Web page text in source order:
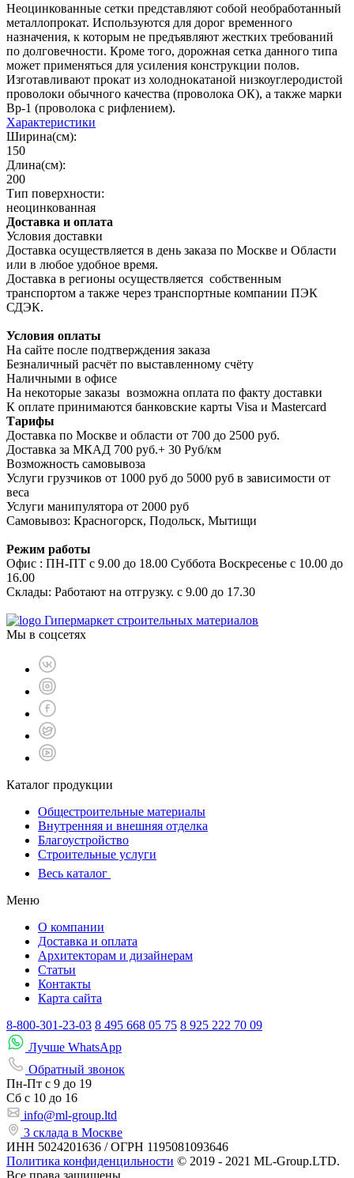
Неоцинкованные сетки представляют собой необработанный
металлопрокат. Используются для дорог временного
назначения, к которым не предъявляют жестких требований
по долговечности. Кроме того, дорожная сетка данного типа
может применяться для усиления конструкции полов.
Изготавливают прокат из холоднокатаной низкоуглеродистой
проволоки обычного качества (проволока ОК), а также марки
Вр-1 (проволока с рифлением).
Характеристики
Ширина(см):
150
Длина(см):
200
Тип поверхности:
неоцинкованная
Доставка и оплата
Условия доставки
Доставка осуществляется в день заказа по Москве и Области
или в любое удобное время.
Доставка в регионы осуществляется собственным
транспортом а также через транспортные компании ПЭК
СДЭК.
Условия оплаты
На сайте после подтверждения заказа
Безналичный расчёт по выставленному счёту
Наличными в офисе
На некоторые заказы возможна оплата по факту доставки
К оплате принимаются банковские карты Visa и Masterсard
Тарифы
Доставка по Москве и области от 700 до 2500 руб.
Доставка за МКАД 700 руб.+ 30 Руб/км
Возможность самовывоза
Услуги грузчиков от 1000 руб до 5000 руб в зависимости от
веса
Услуги манипулятора от 2000 руб
Самовывоз: Красногорск, Подольск, Мытищи
Режим работы
Офис : ПН-ПТ с 9.00 до 18.00 Суббота Воскресенье с 10.00 до
16.00
Склады: Работают на отгрузку. с 9.00 до 17.30
Гипермаркет строительных материалов
Мы в соцсетях
Каталог продукции
Общестроительные материалы
Внутренняя и внешняя отделка
Благоустройство
Строительные услуги
Весь каталог
Меню
О компании
Доставка и оплата
Архитекторам и дизайнерам
Статьи
Контакты
Карта сайта
8-800-301-23-03 8 495 668 05 75 8 925 222 70 09
Лучше WhatsApp
Обратный звонок
Пн-Пт с 9 до 19
Сб с 10 до 16
info@ml-group.ltd
3 склада в Москве
ИНН 5024201636 / ОГРН 1195081093646
Политика конфиденцильности © 2019 - 2021 ML-Group.LTD.
Все права защищены